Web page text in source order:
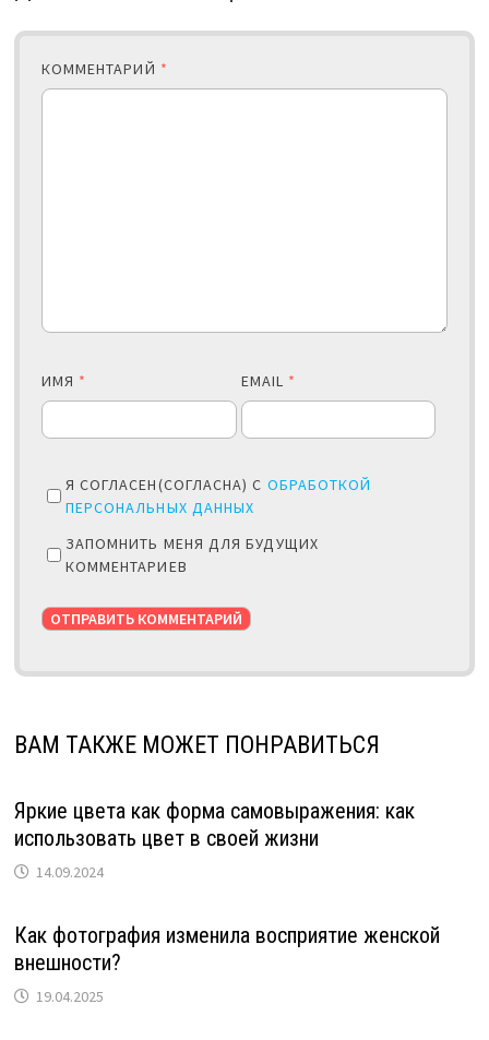
КОММЕНТАРИЙ *
ИМЯ * EMAIL *
Я СОГЛАСЕН(СОГЛАСНА) С ОБРАБОТКОЙ
ПЕРСОНАЛЬНЫХ ДАННЫХ
ЗАПОМНИТЬ МЕНЯ ДЛЯ БУДУЩИХ
КОММЕНТАРИЕВ
ВАМ ТАКЖЕ МОЖЕТ ПОНРАВИТЬСЯ
Яркие цвета как форма самовыражения: как
использовать цвет в своей жизни
14.09.2024
Как фотография изменила восприятие женской
внешности?
19.04.2025